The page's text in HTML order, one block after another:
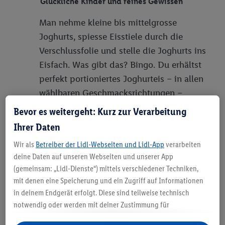
Man nehme kleine bis mittelgrosse
Joghurts, spiesse Eisstiele durch die
Verschlussfolie und stelle die Joghurts ins
Eisfach. Was gibt das? Bingo. Du erhältst
perfekt portioniertes Joghurteis – in allen
wählbaren Geschmacksrichtungen –
einfach und erfrischend gesund.
Pfannkuchen-Lachs-Frischkäse-Rolle: Ideales
Finger-Food
Damit kriegst Du sie alle – für Zuhause, als
Mitbringsel oder auf einem Picknick. Und
das Beste: total simpel. Zuerst Pfannkuchen
machen (kann man aber auch fertig oder als
Bevor es weitergeht: Kurz zur Verarbeitung
Ihrer Daten
Wir als Betreiber der Lidl-Webseiten und Lidl-App verarbeiten
deine Daten auf unseren Webseiten und unserer App
(gemeinsam: „Lidl-Dienste“) mittels verschiedener Techniken,
mit denen eine Speicherung und ein Zugriff auf Informationen
in deinem Endgerät erfolgt. Diese sind teilweise technisch
notwendig oder werden mit deiner Zustimmung für